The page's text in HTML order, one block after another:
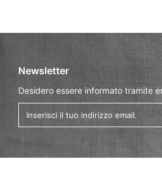
Newsletter
Desidero essere informato tramite